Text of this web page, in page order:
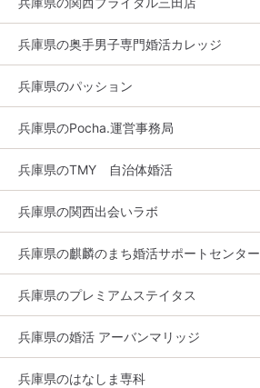
兵庫県の奥手男子専門婚活カレッジ
兵庫県のパッション
兵庫県のPocha.運営事務局
兵庫県のTMY 自治体婚活
兵庫県の関西出会いラボ
兵庫県の麒麟のまち婚活サポートセンター
兵庫県のプレミアムステイタス
兵庫県の婚活 アーバンマリッジ
兵庫県のはなしま専科